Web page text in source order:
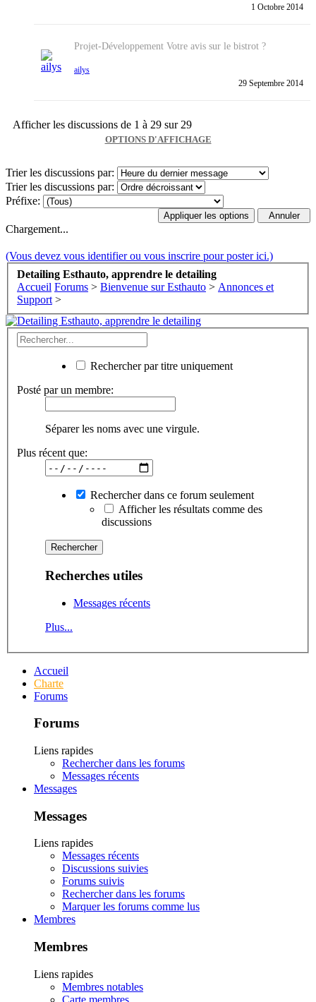
1 Octobre 2014
Projet-Développement Votre avis sur le bistrot ?
ailys
29 Septembre 2014
Afficher les discussions de 1 à 29 sur 29
OPTIONS D'AFFICHAGE
Trier les discussions par:
Trier les discussions par:
Préfixe:
Chargement...
(Vous devez vous identifier ou vous inscrire pour poster ici.)
Detailing Esthauto, apprendre le detailing
Accueil Forums > Bienvenue sur Esthauto > Annonces et
Support >
Rechercher par titre uniquement
Posté par un membre:
Séparer les noms avec une virgule.
Plus récent que:
Rechercher dans ce forum seulement
Afficher les résultats comme des
discussions
Recherches utiles
Messages récents
Plus...
Accueil
Charte
Forums
Forums
Liens rapides
Rechercher dans les forums
Messages récents
Messages
Messages
Liens rapides
Messages récents
Discussions suivies
Forums suivis
Rechercher dans les forums
Marquer les forums comme lus
Membres
Membres
Liens rapides
Membres notables
Carte membres